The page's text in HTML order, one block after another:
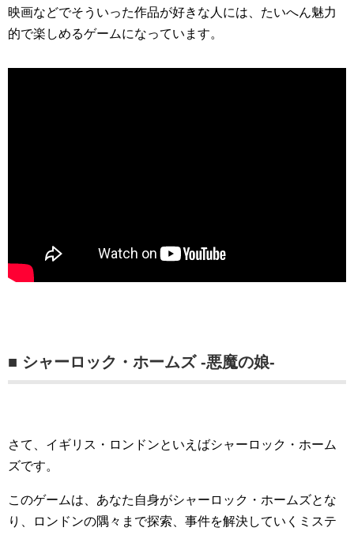
映画などでそういった作品が好きな人には、たいへん魅力
的で楽しめるゲームになっています。
■ シャーロック・ホームズ -悪魔の娘-
さて、イギリス・ロンドンといえばシャーロック・ホーム
ズです。
このゲームは、あなた自身がシャーロック・ホームズとな
り、ロンドンの隅々まで探索、事件を解決していくミステ